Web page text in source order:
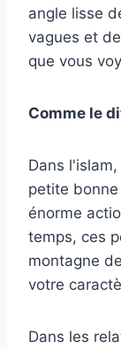
angle lisse
vagues et
que vous
Comme le
Dans
petite
énorme
temps, ces
montagne
votre
Dans les